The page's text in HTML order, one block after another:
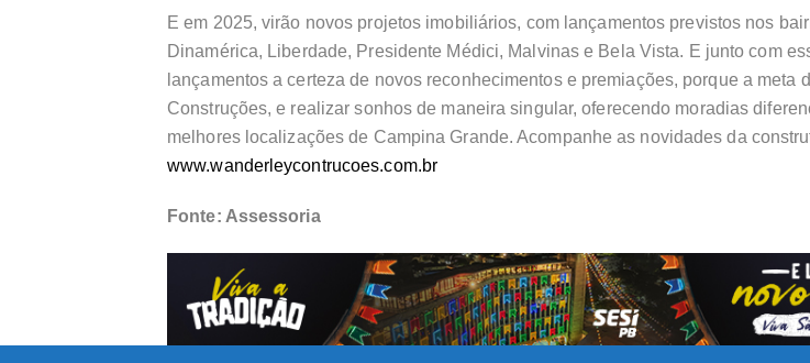
E em 2025, virão novos projetos imobiliários, com lançamentos previstos nos
Dinamérica, Liberdade, Presidente Médici, Malvinas e Bela Vista. E junto com
lançamentos a certeza de novos reconhecimentos e premiações, porque a meta
Construções, e realizar sonhos de maneira singular, oferecendo moradias
melhores localizações de Campina Grande. Acompanhe as novidades da
www.wanderleycontrucoes.com.br
Fonte: Assessoria